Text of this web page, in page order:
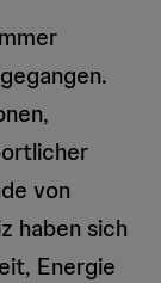
von
haben sich
Energie